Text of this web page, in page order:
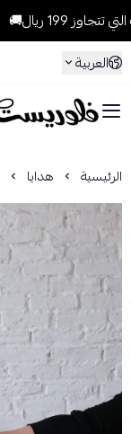
ريال🚚
العربية
فلوريست Florist
الرئيسية هدايا